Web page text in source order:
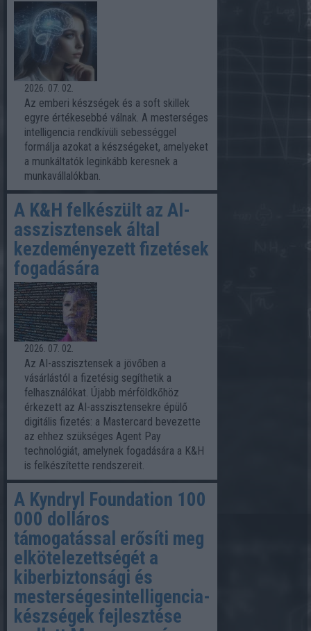
2026. 07. 02.
Az emberi készségek és a soft skillek
egyre értékesebbé válnak. A mesterséges
intelligencia rendkívüli sebességgel
formálja azokat a készségeket, amelyeket
a munkáltatók leginkább keresnek a
munkavállalókban.
A K&H felkészült az AI-
asszisztensek által
kezdeményezett fizetések
fogadására
2026. 07. 02.
Az AI-asszisztensek a jövőben a
vásárlástól a fizetésig segíthetik a
felhasználókat. Újabb mérföldkőhöz
érkezett az AI-asszisztensekre épülő
digitális fizetés: a Mastercard bevezette
az ehhez szükséges Agent Pay
technológiát, amelynek fogadására a K&H
is felkészítette rendszereit.
A Kyndryl Foundation 100
000 dolláros
támogatással erősíti meg
elkötelezettségét a
kiberbiztonsági és
mesterségesintelligencia-
készségek fejlesztése